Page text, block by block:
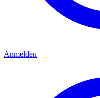
Anmelden